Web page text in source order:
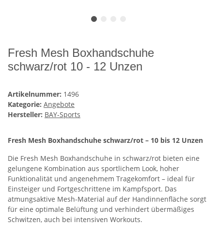
Fresh Mesh Boxhandschuhe
schwarz/rot 10 - 12 Unzen
Artikelnummer: 1496
Kategorie: Angebote
Hersteller: BAY-Sports
Fresh Mesh Boxhandschuhe schwarz/rot – 10 bis 12 Unzen
Die Fresh Mesh Boxhandschuhe in schwarz/rot bieten eine
gelungene Kombination aus sportlichem Look, hoher
Funktionalität und angenehmem Tragekomfort – ideal für
Einsteiger und Fortgeschrittene im Kampfsport. Das
atmungsaktive Mesh-Material auf der Handinnenfläche sorgt
für eine optimale Belüftung und verhindert übermäßiges
Schwitzen, auch bei intensiven Workouts.